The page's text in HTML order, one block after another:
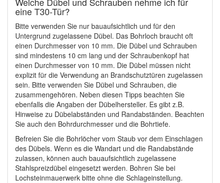
eine T30-Tür?
Bitte verwenden Sie nur bauaufsichtlich und für den
Untergrund zugelassene Dübel. Das Bohrloch braucht oft
einen Durchmesser von 10 mm. Die Dübel und Schrauben
sind mindestens 10 cm lang und der Schraubenkopf hat
einen Durchmesser von 10 mm. Die Dübel müssen nicht
explizit für die Verwendung an Brandschutztüren zugelassen
sein. Bitte verwenden Sie Dübel und Schrauben, die
zusammengehören. Neben diesen Tipps beachten Sie
ebenfalls die Angaben der Dübelhersteller. Es gibt z.B.
Hinweise zu Dübelabständen und Randabständen. Beachten
Sie auch den Bohrdurchmesser und die Bohrtiefe.
Befreien Sie die Bohrlöcher vom Staub vor dem Einschlagen
des Dübels. Wenn es die Wandart und die Randabstände
zulassen, können auch bauaufsichtlich zugelassene
Stahlspreizdübel eingesetzt werden. Bohren Sie bei
Lochsteinmauerwerk bitte ohne die Schlageinstellung.